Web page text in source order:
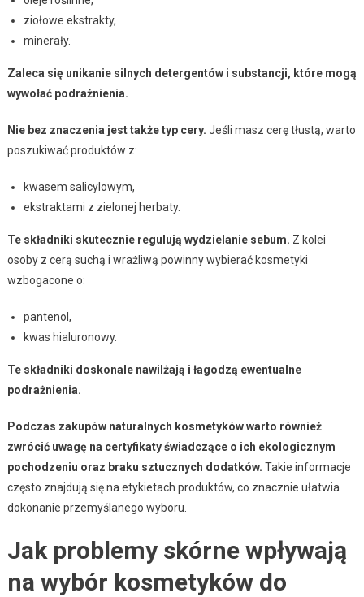
ziołowe ekstrakty,
minerały.
Zaleca się unikanie silnych detergentów i substancji, które mogą
wywołać podrażnienia.
Nie bez znaczenia jest także typ cery. Jeśli masz cerę tłustą, warto
poszukiwać produktów z:
kwasem salicylowym,
ekstraktami z zielonej herbaty.
Te składniki skutecznie regulują wydzielanie sebum. Z kolei
osoby z cerą suchą i wrażliwą powinny wybierać kosmetyki
wzbogacone o:
pantenol,
kwas hialuronowy.
Te składniki doskonale nawilżają i łagodzą ewentualne
podrażnienia.
Podczas zakupów naturalnych kosmetyków warto również
zwrócić uwagę na certyfikaty świadczące o ich ekologicznym
pochodzeniu oraz braku sztucznych dodatków. Takie informacje
często znajdują się na etykietach produktów, co znacznie ułatwia
dokonanie przemyślanego wyboru.
Jak problemy skórne wpływają
na wybór kosmetyków do